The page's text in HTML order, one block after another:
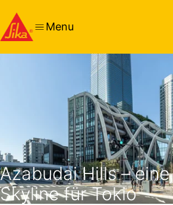
Menu
Azabudai Hills –
Skyline für Tokio